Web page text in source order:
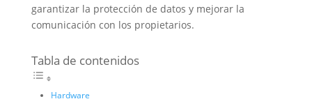
garantizar la protección de datos y mejorar la
comunicación con los propietarios.
Tabla de contenidos
Hardware